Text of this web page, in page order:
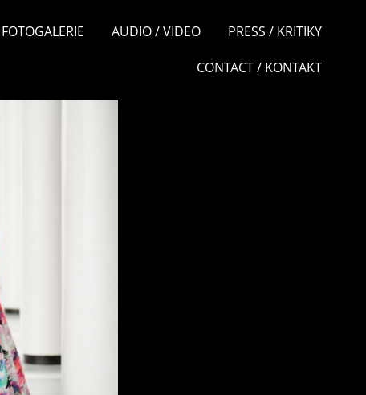
AUDIO / VIDEO PRESS / KRITIKY
CONTACT / KONTAKT